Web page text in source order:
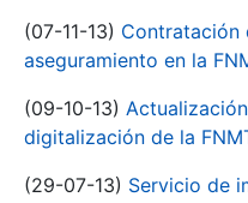
(07-11-13) Contratación
aseguramiento en la
(09-10-13)
digitalización de la
(29-07-13) Servicio de